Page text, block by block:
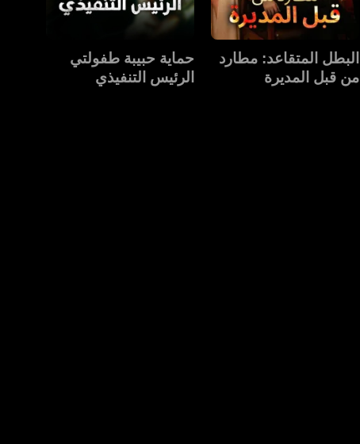
البطل المتقاعد: مطارد
من قبل المديرة
حماية حبيبة طفولتي
الرئيس التنفيذي